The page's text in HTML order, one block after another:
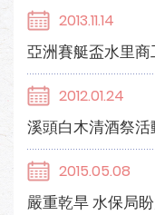
2013.11.14
亞洲賽艇盃水里
2012.01.24
溪頭白木清酒祭
2015.05.08
嚴重乾旱 水保局